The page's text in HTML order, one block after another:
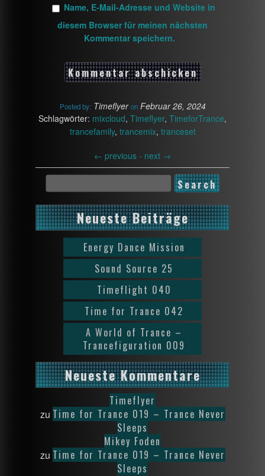
Name, E-Mail-Adresse und Website in
diesem Browser für meinen nächsten
Kommentar speichern.
Posted by: Timeflyer on Februar 26, 2024
Schlagwörter: mixcloud, Timeflyer, TimeforTrance,
trancefamily, trancemix, tranceset
← previous - next →
Neueste Beiträge
Energy Dance Mission
Sound Source 25
Timeflight 040
Time for Trance 042
A World of Trance –
Trancefiguration 009
Neueste Kommentare
Timeflyer
zu Time for Trance 019 – Trance Never
Sleeps
Mikey Foden
zu Time for Trance 019 – Trance Never
Sleeps